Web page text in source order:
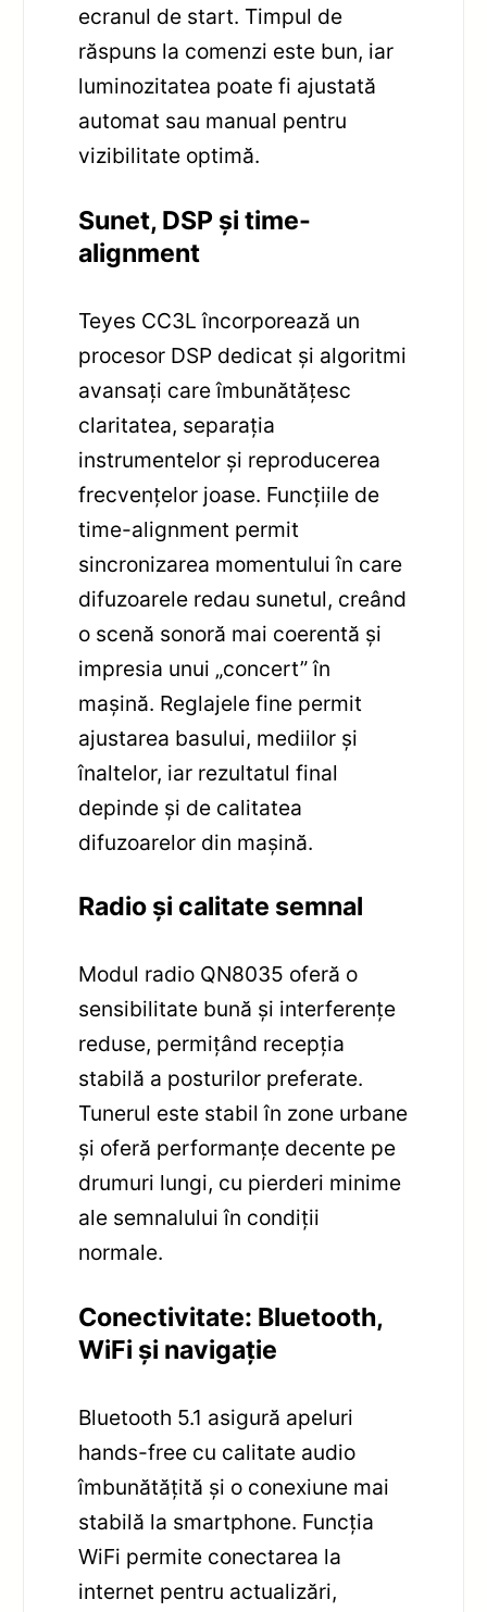
ecranul de start. Timpul de
răspuns la comenzi este bun, iar
luminozitatea poate fi ajustată
automat sau manual pentru
vizibilitate optimă.
Sunet, DSP și time-
alignment
Teyes CC3L încorporează un
procesor DSP dedicat și algoritmi
avansați care îmbunătățesc
claritatea, separația
instrumentelor și reproducerea
frecvențelor joase. Funcțiile de
time-alignment permit
sincronizarea momentului în care
difuzoarele redau sunetul, creând
o scenă sonoră mai coerentă și
impresia unui „concert” în
mașină. Reglajele fine permit
ajustarea basului, mediilor și
înaltelor, iar rezultatul final
depinde și de calitatea
difuzoarelor din mașină.
Radio și calitate semnal
Modul radio QN8035 oferă o
sensibilitate bună și interferențe
reduse, permițând recepția
stabilă a posturilor preferate.
Tunerul este stabil în zone urbane
și oferă performanțe decente pe
drumuri lungi, cu pierderi minime
ale semnalului în condiții
normale.
Conectivitate: Bluetooth,
WiFi și navigație
Bluetooth 5.1 asigură apeluri
hands-free cu calitate audio
îmbunătățită și o conexiune mai
stabilă la smartphone. Funcția
WiFi permite conectarea la
internet pentru actualizări,